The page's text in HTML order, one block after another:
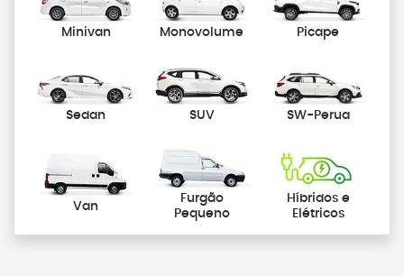
Minivan Monovolume Picape
Sedan SUV SW-Perua
Van
Furgão
Pequeno
Híbridos e
Elétricos